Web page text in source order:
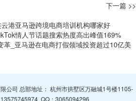
下一篇 >>
港亚马逊跨境电商培训机构哪家好
情人节话题搜索热度高出峰值169%
革_亚马逊在电商打假领域投资超过10亿美
公司 总部地址： 杭州市拱墅区万融城1号楼1105-
13575745974 QQ： 3065094296